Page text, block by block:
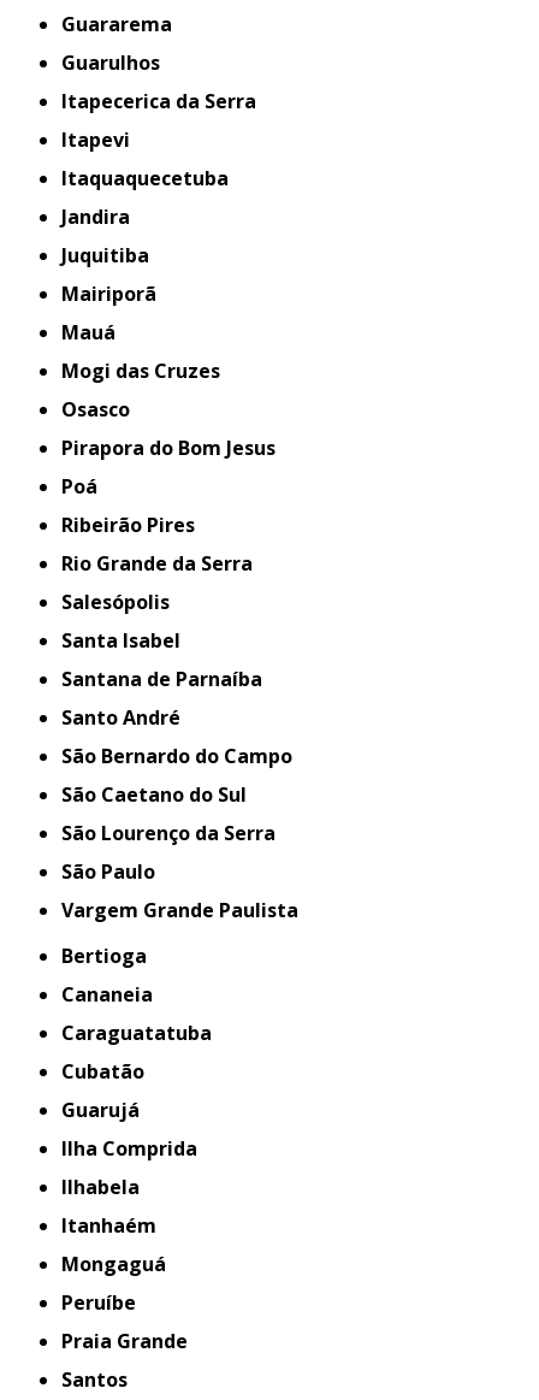
Guararema
Guarulhos
Itapecerica da Serra
Itapevi
Itaquaquecetuba
Jandira
Juquitiba
Mairiporã
Mauá
Mogi das Cruzes
Osasco
Pirapora do Bom Jesus
Poá
Ribeirão Pires
Rio Grande da Serra
Salesópolis
Santa Isabel
Santana de Parnaíba
Santo André
São Bernardo do Campo
São Caetano do Sul
São Lourenço da Serra
São Paulo
Vargem Grande Paulista
Bertioga
Cananeia
Caraguatatuba
Cubatão
Guarujá
Ilha Comprida
Ilhabela
Itanhaém
Mongaguá
Peruíbe
Praia Grande
Santos